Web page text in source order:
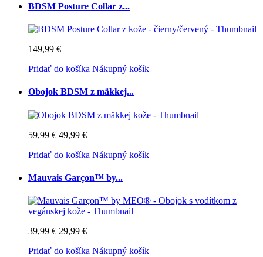
BDSM Posture Collar z...
149,99 €
Pridať do košíka Nákupný košík
Obojok BDSM z mäkkej...
59,99 € 49,99 €
Pridať do košíka Nákupný košík
Mauvais Garçon™ by...
39,99 € 29,99 €
Pridať do košíka Nákupný košík